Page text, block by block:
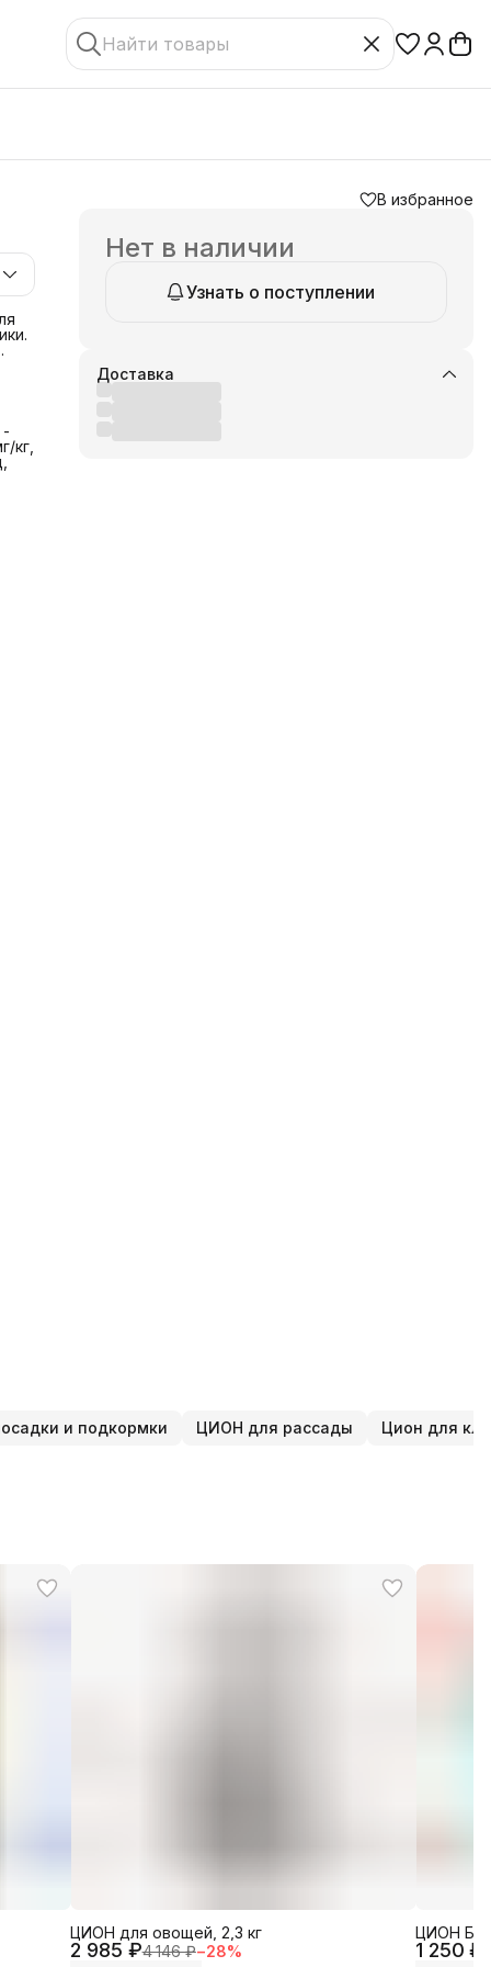
-
кг,
В избранное
Нет в наличии
Узнать о поступлении
Доставка
и подкормки ЦИОН для рассады Цион для
2 985 ₽4 146 ₽−28%
ЦИОН для овощей, 2,3 кг
1 250 ₽
ЦИОН